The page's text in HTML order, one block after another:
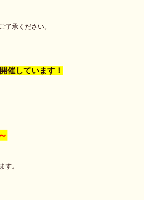
了承ください。
催しています！
す。